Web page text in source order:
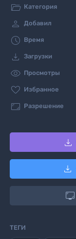
 Категория
 Добавил
 Время
 Загрузки
 Просмотры
 Избранное
 Разрешение



ТЕГИ